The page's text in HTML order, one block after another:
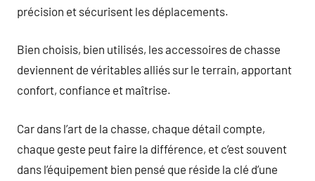
précision et sécurisent les déplacements.
Bien choisis, bien utilisés, les accessoires de chasse
deviennent de véritables alliés sur le terrain, apportant
confort, confiance et maîtrise.
Car dans l’art de la chasse, chaque détail compte,
chaque geste peut faire la différence, et c’est souvent
dans l’équipement bien pensé que réside la clé d’une